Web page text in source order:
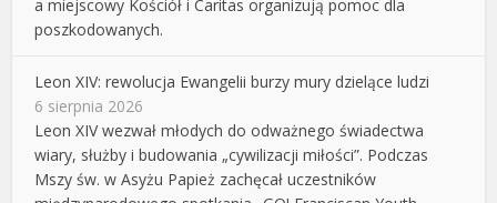
a miejscowy Kościół i Caritas organizują pomoc dla
poszkodowanych.
Leon XIV: rewolucja Ewangelii burzy mury dzielące ludzi
6 sierpnia 2026
Leon XIV wezwał młodych do odważnego świadectwa
wiary, służby i budowania „cywilizacji miłości”. Podczas
Mszy św. w Asyżu Papież zachęcał uczestników